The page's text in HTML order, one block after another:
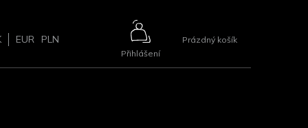
EUR PLN
Přihlášení
NÁKUPNÍ
Prázdný košík